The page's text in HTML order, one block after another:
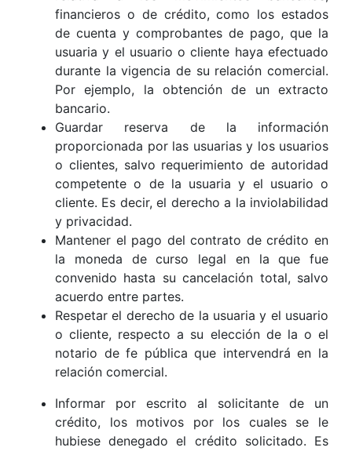
financieros o de crédito, como los estados
de cuenta y comprobantes de pago, que la
usuaria y el usuario o cliente haya efectuado
durante la vigencia de su relación comercial.
Por ejemplo, la obtención de un extracto
bancario.
Guardar reserva de la información
proporcionada por las usuarias y los usuarios
o clientes, salvo requerimiento de autoridad
competente o de la usuaria y el usuario o
cliente. Es decir, el derecho a la inviolabilidad
y privacidad.
Mantener el pago del contrato de crédito en
la moneda de curso legal en la que fue
convenido hasta su cancelación total, salvo
acuerdo entre partes.
Respetar el derecho de la usuaria y el usuario
o cliente, respecto a su elección de la o el
notario de fe pública que intervendrá en la
relación comercial.
Informar por escrito al solicitante de un
crédito, los motivos por los cuales se le
hubiese denegado el crédito solicitado. Es